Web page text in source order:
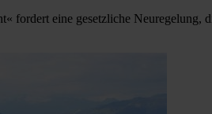
fordert eine gesetzliche Neuregelung,